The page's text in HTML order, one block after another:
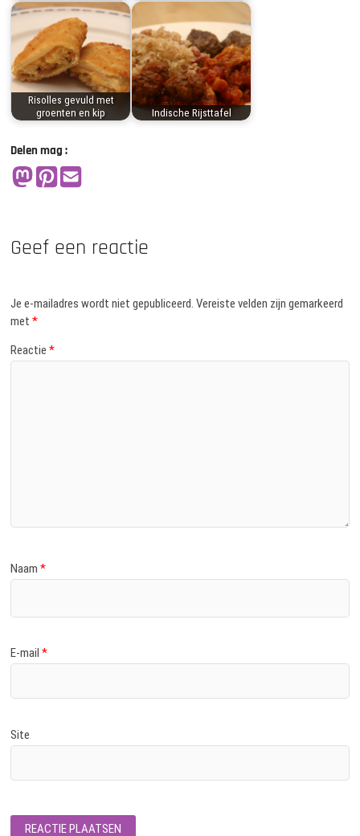
Risolles gevuld met
groenten en kip
Indische Rijsttafel
Delen mag :
Geef een reactie
Je e-mailadres wordt niet gepubliceerd. Vereiste velden zijn gemarkeerd
met*
Reactie*
Naam*
E-mail*
Site